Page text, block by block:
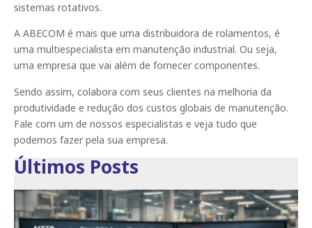
sistemas rotativos.
A ABECOM é mais que uma distribuidora de rolamentos, é
uma multiespecialista em manutenção industrial. Ou seja,
uma empresa que vai além de fornecer componentes.
Sendo assim, colabora com seus clientes na melhoria da
produtividade e redução dos custos globais de manutenção.
Fale com um de nossos especialistas e veja tudo que
podemos fazer pela sua empresa.
Últimos Posts